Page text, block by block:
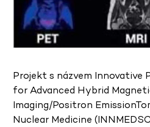
Projekt s názvem Innovative
for Advanced Hybrid
Imaging/Positron
Nuclear Medicine